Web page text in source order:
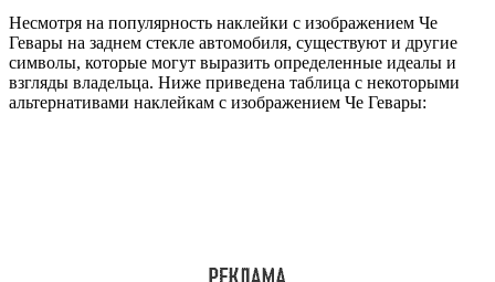
Несмотря на популярность наклейки с изображением Че
Гевары на заднем стекле автомобиля, существуют и другие
символы, которые могут выразить определенные идеалы и
взгляды владельца. Ниже приведена таблица с некоторыми
альтернативами наклейкам с изображением Че Гевары: